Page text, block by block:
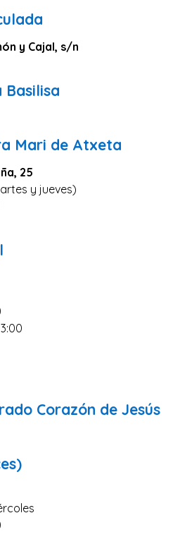
y Cajal, s/n
Basilisa
Mari de Atxeta
25
y jueves)
Corazón de Jesús